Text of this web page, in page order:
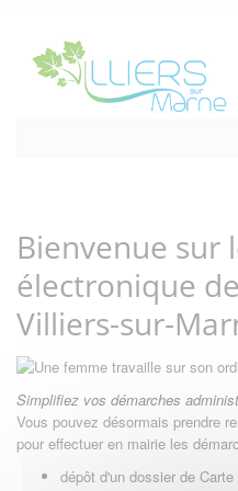
Bienvenue sur
électronique
Villiers-sur-
Simplifiez vos démarches
Vous pouvez désormais prendre
pour effectuer en mairie les
dépôt d'un dossier de